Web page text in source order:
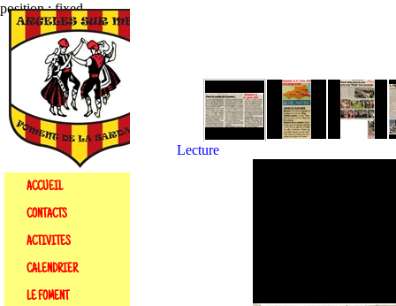
position : fixed
ACCUEIL
CONTACTS
ACTIVITES
CALENDRIER
LE FOMENT
Lecture